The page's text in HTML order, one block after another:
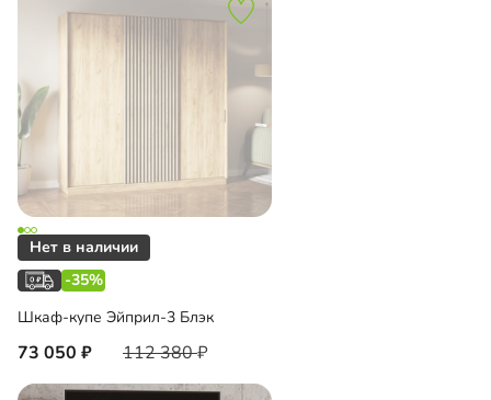
-35%
Шкаф-купе Эйприл-3 Блэк
73 050 112 380